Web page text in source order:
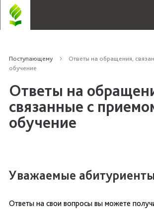
Поступающему
Ответы на обращения,
обучение
Ответы на
связанные с
обучение
Уважаемые
Ответы на свои вопросы вы можете